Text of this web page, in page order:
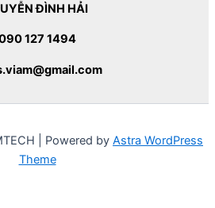
ĐÌNH HẢI
127 1494
| Powered by Astra WordPress
Theme